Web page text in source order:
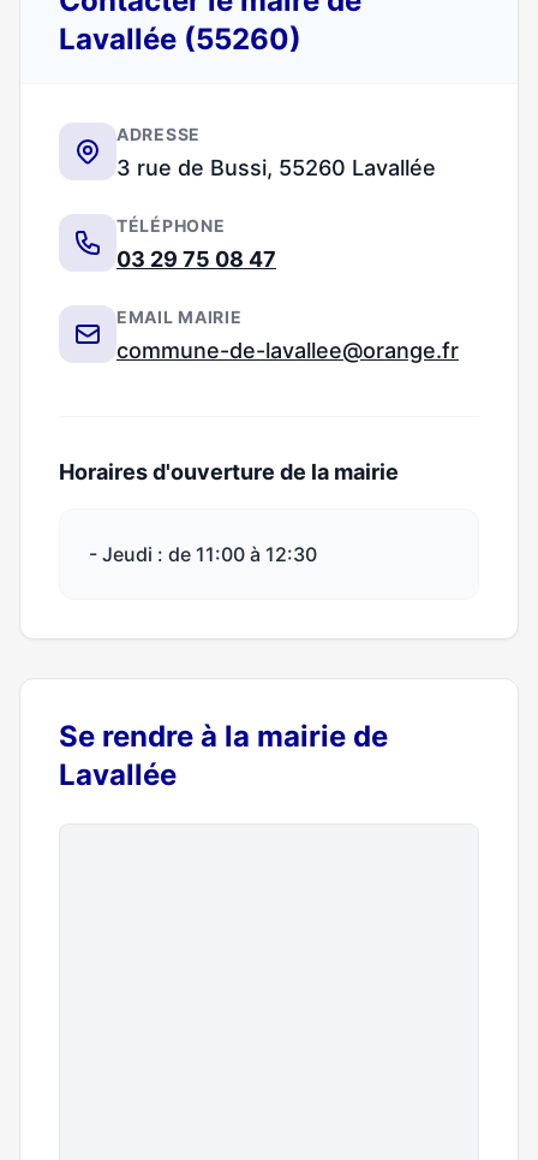
Lavallée (55260)
ADRESSE
3 rue de Bussi, 55260 Lavallée
TÉLÉPHONE
03 29 75 08 47
EMAIL MAIRIE
commune-de-lavallee@orange.fr
Horaires d'ouverture de la mairie
- Jeudi : de 11:00 à 12:30
Se rendre à la mairie de
Lavallée